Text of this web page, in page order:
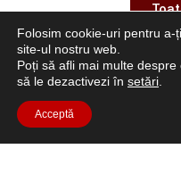
Folosim cookie-uri pentru
site-ul nostru web.
Poți să afli mai multe
să le dezactivezi în setări
Acceptă